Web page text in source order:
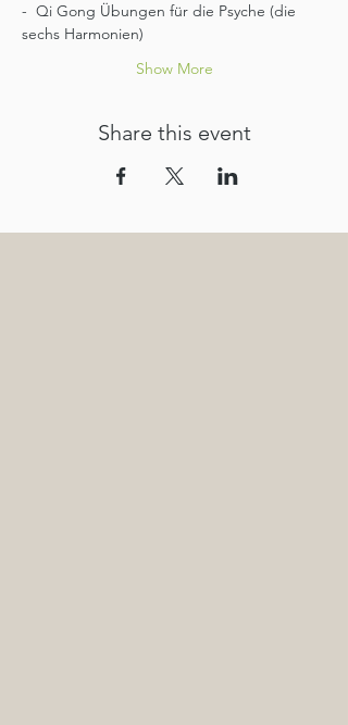
-  Qi Gong Übungen für die Psyche (die
sechs Harmonien)
Show More
Share this event